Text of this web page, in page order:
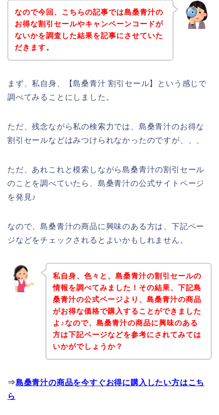
なので今回、こちらの記事では島桑青汁の
お得な割引セールやキャンペーンコードが
ないかを調査した結果を記事にさせていた
だきます。
まず、私自身、【島桑青汁 割引セール】という感じで
調べてみることにしました。
ただ、残念ながら私の検索力では、島桑青汁のお得な
割引セールなどはみつけられなかったのですが、、、
ただ、あれこれと模索しながら島桑青汁の割引セール
のことを調べていたら、島桑青汁の公式サイトページ
を発見♪
なので、島桑青汁の商品に興味のある方は、下記ペー
ジなどをチェックされるとよいかもしれません。
私自身、色々と、島桑青汁の割引セールの
情報を調べてみました！その結果、下記島
桑青汁の公式ページより、島桑青汁の商品
がお得な価格で購入することができました
よ♪なので、島桑青汁の商品に興味のある
方は下記ページなどを参考にされてみては
いかがでしょうか？
⇒島桑青汁の商品を今すぐお得に購入したい方はこち
ら